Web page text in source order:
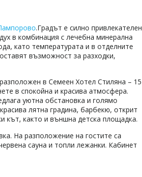
.Градът е силно привлекателен
в комбинация с лечебна минерална
като температурата и в отделните
възможност за разходки,
в Семеен Хотел Стиляна – 15
в спокойна и красива атмосфера.
уютна обстановка и голямо
лятна градина, барбекю, открит
кът, както и външна детска площадка.
На разположение на гостите са
сауна и топли лежанки. Кабинет